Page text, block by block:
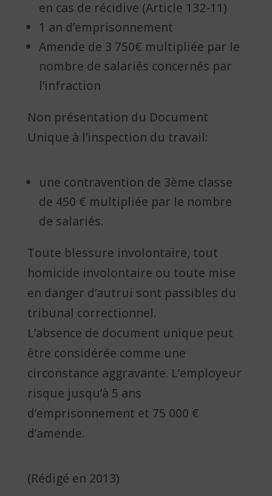
en cas de récidive (Article 132-11)
1 an d’emprisonnement
Amende de 3 750€ multipliée par le
nombre de salariés concernés par
l’infraction
Non présentation du Document
Unique à l’inspection du travail:
une contravention de 3ème classe
de 450 € multipliée par le nombre
de salariés.
Toute blessure involontaire, tout
homicide involontaire ou toute mise
en danger d’autrui sont passibles du
tribunal correctionnel.
L’absence de document unique peut
être considérée comme une
circonstance aggravante. L’employeur
risque jusqu’à 5 ans
d’emprisonnement et 75 000 €
d’amende.
(Rédigé en 2013)